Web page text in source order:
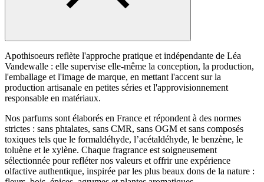
Apothisoeurs reflète l'approche pratique et indépendante de Léa
Vandewalle : elle supervise elle-même la conception, la production,
l'emballage et l'image de marque, en mettant l'accent sur la
production artisanale en petites séries et l'approvisionnement
responsable en matériaux.
Nos parfums sont élaborés en France et répondent à des normes
strictes : sans phtalates, sans CMR, sans OGM et sans composés
toxiques tels que le formaldéhyde, l’acétaldéhyde, le benzène, le
toluène et le xylène. Chaque fragrance est soigneusement
sélectionnée pour refléter nos valeurs et offrir une expérience
olfactive authentique, inspirée par les plus beaux dons de la nature :